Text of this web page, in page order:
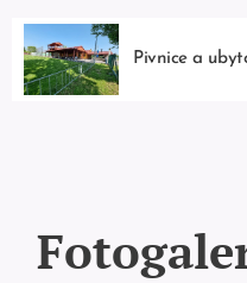
Pivnice a